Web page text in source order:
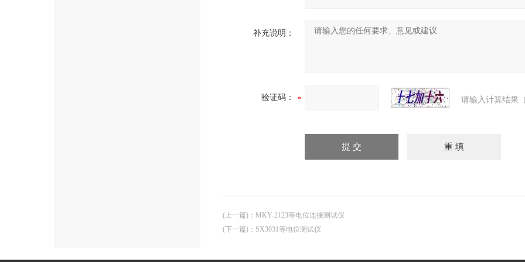
补充说明：
验证码： 请输入计算结果
(上一篇) ： MKY-2123等电位连接测试仪
(下一篇) ： SX3031等电位测试仪